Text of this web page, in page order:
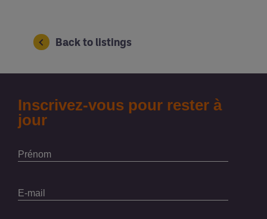
Back to listings